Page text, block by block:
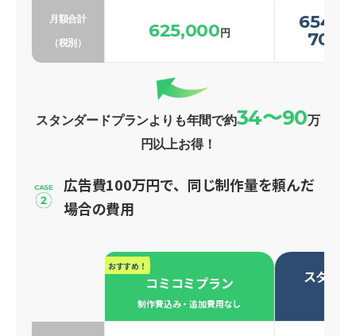
月額合計
（税別）
625,000円
スタンダードプランよりも年間で約34〜90万
円以上お得！
広告費100万円で、同じ制作量を頼んだ
場合の費用
おすすめ！
コミコミプラン
制作費込み・追加費用なし
スタン